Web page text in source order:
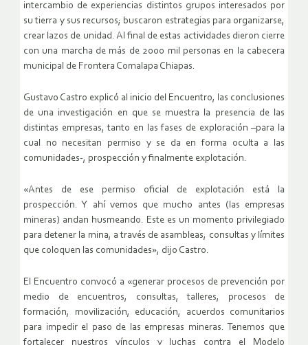
intercambio de experiencias distintos grupos interesados por
su tierra y sus recursos; buscaron estrategias para organizarse,
crear lazos de unidad. Al final de estas actividades dieron cierre
con una marcha de más de 2000 mil personas en la cabecera
municipal de Frontera Comalapa Chiapas.
Gustavo Castro explicó al inicio del Encuentro, las conclusiones
de una investigación en que se muestra la presencia de las
distintas empresas, tanto en las fases de exploración –para la
cual no necesitan permiso y se da en forma oculta a las
comunidades-, prospección y finalmente explotación.
«Antes de ese permiso oficial de explotación está la
prospección. Y ahí vemos que mucho antes (las empresas
mineras) andan husmeando. Este es un momento privilegiado
para detener la mina, a través de asambleas, consultas y límites
que coloquen las comunidades», dijo Castro.
El Encuentro convocó a «generar procesos de prevención por
medio de encuentros, consultas, talleres, procesos de
formación, movilización, educación, acuerdos comunitarios
para impedir el paso de las empresas mineras. Tenemos que
fortalecer nuestros vínculos y luchas contra el Modelo